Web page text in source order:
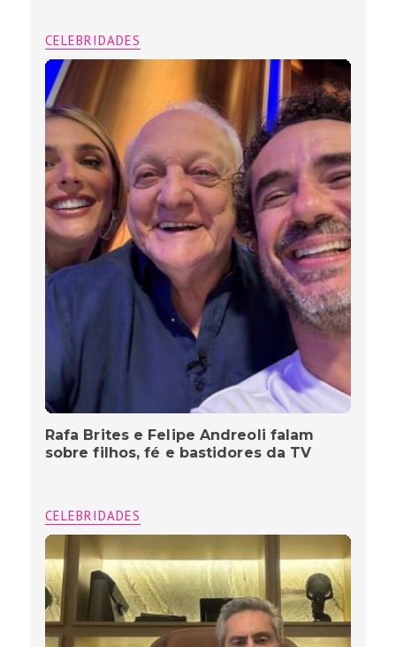
CELEBRIDADES
Rafa Brites e Felipe Andreoli falam
sobre filhos, fé e bastidores da TV
CELEBRIDADES